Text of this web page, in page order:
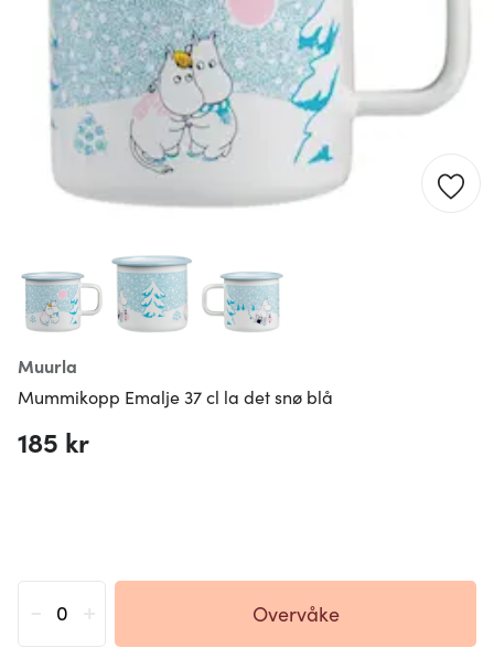
Muurla
Mummikopp Emalje 37 cl la det snø blå
185 kr
Overvåke